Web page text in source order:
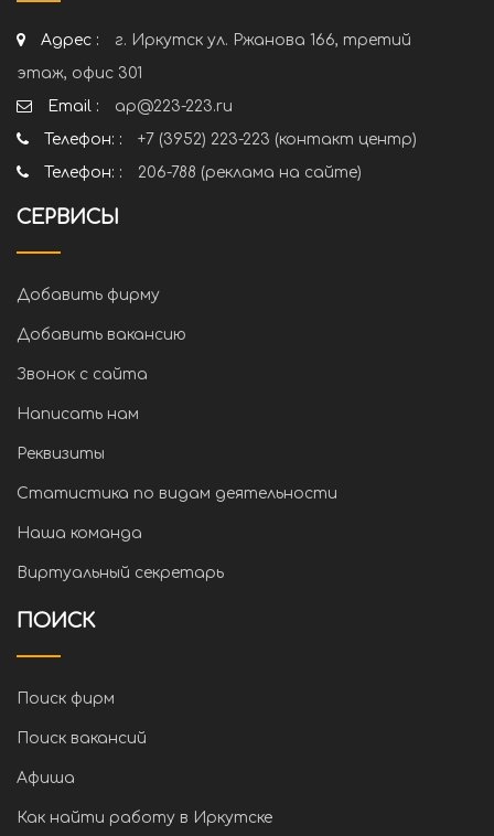
Адрес :
г. Иркутск ул. Ржанова 166, третий
этаж, офис 301
Email :
ap@223-223.ru
Телефон: :
+7 (3952) 223-223 (контакт центр)
Телефон: :
206-788 (реклама на сайте)
СЕРВИСЫ
Добавить фирму
Добавить вакансию
Звонок с сайта
Написать нам
Реквизиты
Статистика по видам деятельности
Наша команда
Виртуальный секретарь
ПОИСК
Поиск фирм
Поиск вакансий
Афиша
Как найти работу в Иркутске